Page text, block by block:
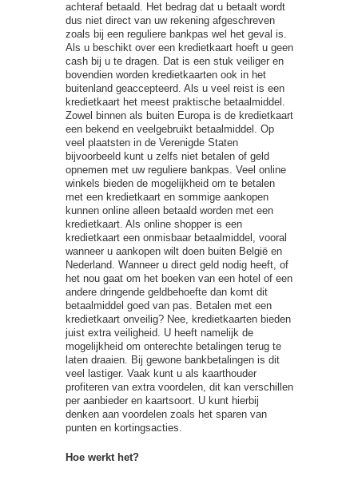
achteraf betaald. Het bedrag dat u betaalt wordt
dus niet direct van uw rekening afgeschreven
zoals bij een reguliere bankpas wel het geval is.
Als u beschikt over een kredietkaart hoeft u geen
cash bij u te dragen. Dat is een stuk veiliger en
bovendien worden kredietkaarten ook in het
buitenland geaccepteerd. Als u veel reist is een
kredietkaart het meest praktische betaalmiddel.
Zowel binnen als buiten Europa is de kredietkaart
een bekend en veelgebruikt betaalmiddel. Op
veel plaatsten in de Verenigde Staten
bijvoorbeeld kunt u zelfs niet betalen of geld
opnemen met uw reguliere bankpas. Veel online
winkels bieden de mogelijkheid om te betalen
met een kredietkaart en sommige aankopen
kunnen online alleen betaald worden met een
kredietkaart. Als online shopper is een
kredietkaart een onmisbaar betaalmiddel, vooral
wanneer u aankopen wilt doen buiten België en
Nederland. Wanneer u direct geld nodig heeft, of
het nou gaat om het boeken van een hotel of een
andere dringende geldbehoefte dan komt dit
betaalmiddel goed van pas. Betalen met een
kredietkaart onveilig? Nee, kredietkaarten bieden
juist extra veiligheid. U heeft namelijk de
mogelijkheid om onterechte betalingen terug te
laten draaien. Bij gewone bankbetalingen is dit
veel lastiger. Vaak kunt u als kaarthouder
profiteren van extra voordelen, dit kan verschillen
per aanbieder en kaartsoort. U kunt hierbij
denken aan voordelen zoals het sparen van
punten en kortingsacties.
Hoe werkt het?